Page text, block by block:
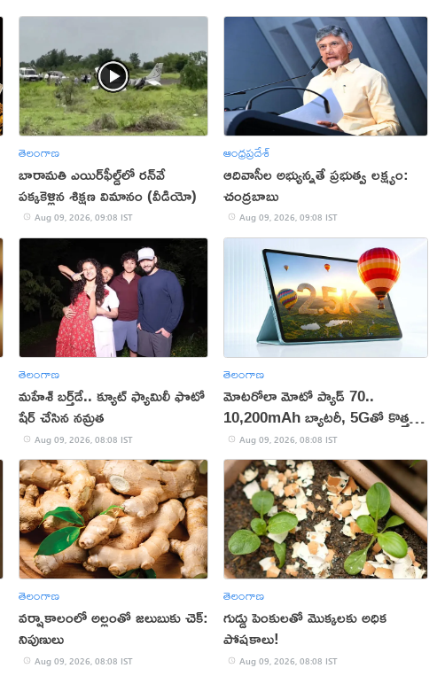
తెలంగాణ
బారామతి ఎయిర్‌ఫీల్డ్‌లో రన్‌వే
పక్కకెళ్లిన శిక్షణ విమానం (వీడియో)
Aug 09, 2026, 09:08 IST
ఆంధ్రప్రదేశ్
ఆదివాసీల అభ్యున్నతే ప్రభుత్వ లక్ష్యం:
చంద్రబాబు
Aug 09, 2026, 09:08 IST
తెలంగాణ
మహేశ్‌ బర్త్‌డే.. క్యూట్‌ ఫ్యామిలీ ఫొటో
షేర్ చేసిన నమ్రత
Aug 09, 2026, 08:08 IST
తెలంగాణ
మోటరోలా మోటో ప్యాడ్ 70..
10,200mAh బ్యాటరీ, 5Gతో కొత్త
టాబ్లెట్ విడుదల
Aug 09, 2026, 08:08 IST
తెలంగాణ
వర్షాకాలంలో అల్లంతో జలుబుకు చెక్:
నిపుణులు
Aug 09, 2026, 08:08 IST
తెలంగాణ
గుడ్డు పెంకులతో మొక్కలకు అధిక
పోషకాలు!
Aug 09, 2026, 08:08 IST